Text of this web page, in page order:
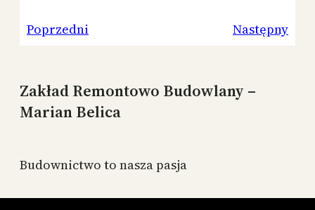
Poprzedni Następny
Zakład Remontowo Budowlany –
Marian Belica
Budownictwo to nasza pasja